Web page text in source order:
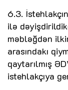
6.3.
ilə
məbləğdən
arasındakı
qaytarılmış
istehlakçıya